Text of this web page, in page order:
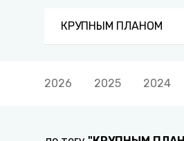
КРУПНЫМ ПЛАНОМ
2026 2025 2024